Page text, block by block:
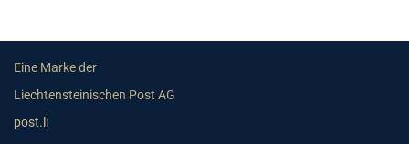
Eine Marke der
Liechtensteinischen Post AG
post.li